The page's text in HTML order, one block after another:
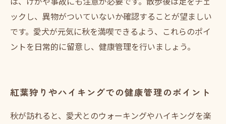
ックし、異物がついていないか確認することが望ましい
です。愛犬が元気に秋を満喫できるよう、これらのポイ
ントを日常的に留意し、健康管理を行いましょう。
紅葉狩りやハイキングでの健康管理のポイント
秋が訪れると、愛犬とのウォーキングやハイキングを楽